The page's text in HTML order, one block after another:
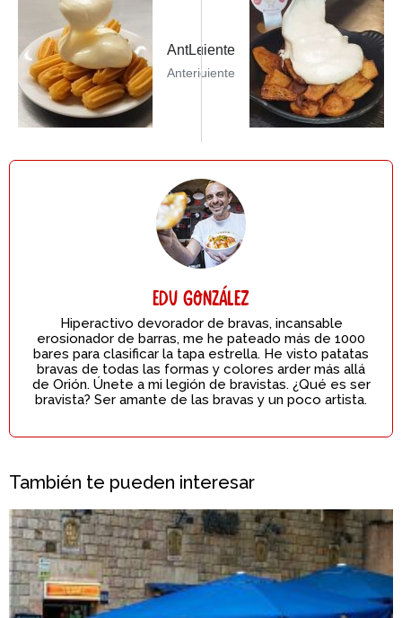
AntLeer Post AnteriorComaxurros
Anterior
Siguiente PostVivandaSiguiente
Siguiente
Edu González
Hiperactivo devorador de bravas, incansable
erosionador de barras, me he pateado más de 1000
bares para clasificar la tapa estrella. He visto patatas
bravas de todas las formas y colores arder más allá
de Orión. Únete a mi legión de bravistas. ¿Qué es ser
bravista? Ser amante de las bravas y un poco artista.
También te pueden interesar